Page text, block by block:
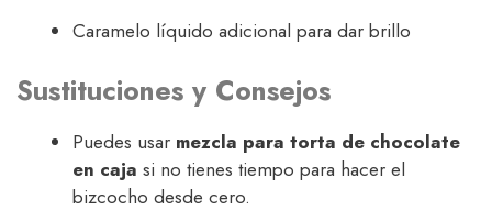
Caramelo líquido adicional para dar brillo
Sustituciones y Consejos
Puedes usar mezcla para torta de chocolate
en caja si no tienes tiempo para hacer el
bizcocho desde cero.